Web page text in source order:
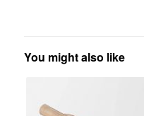
You might also like